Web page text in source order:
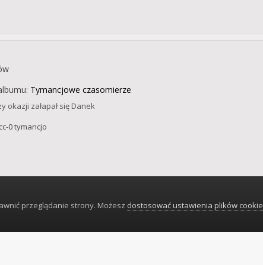
Tymancjowe czasomierze
okazji załapał się Danek
0 tymancjo
przeglądanie strony. Możesz dostosować ustawienia plików cookie